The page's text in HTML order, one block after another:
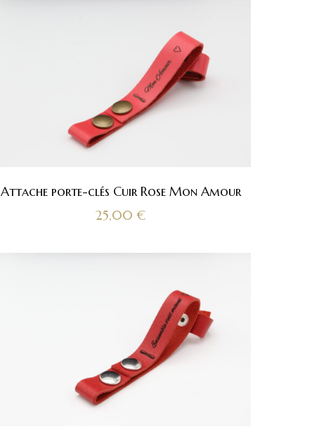
Attache porte-clés Cuir Rose Mon Amour
25,00 €